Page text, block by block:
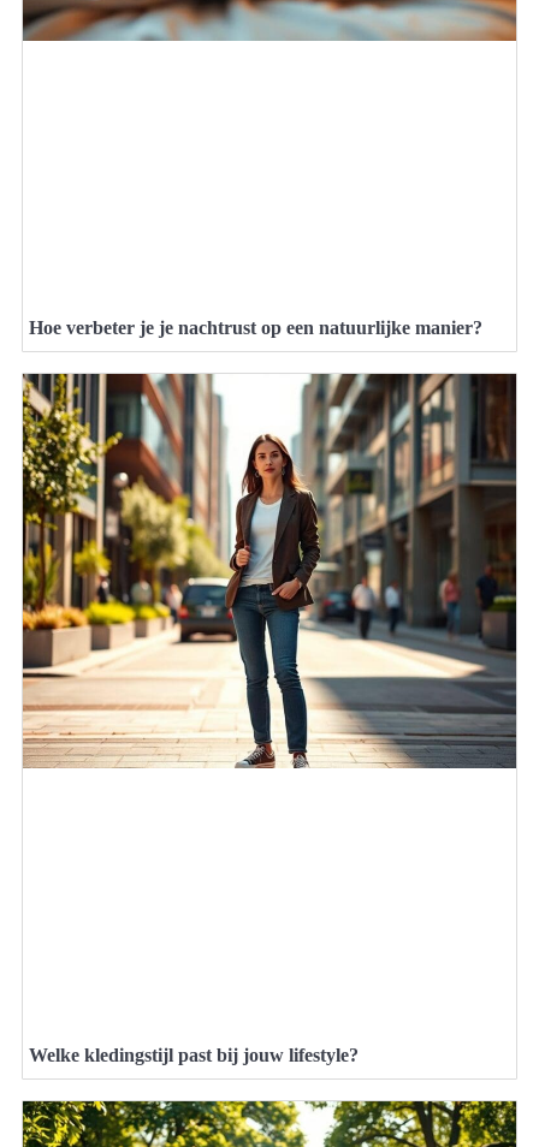
Hoe verbeter je je nachtrust op een natuurlijke manier?
Welke kledingstijl past bij jouw lifestyle?